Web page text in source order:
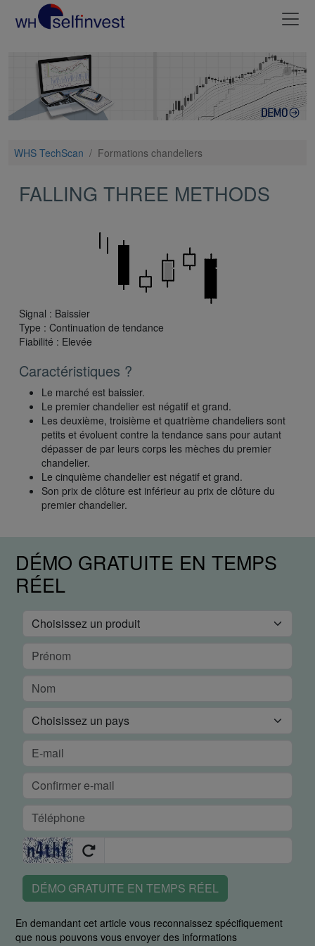
WHS TechScan / Formations chandeliers
FALLING THREE METHODS
Signal : Baissier
Type : Continuation de tendance
Fiabilité : Elevée
Caractéristiques ?
Le marché est baissier.
Le premier chandelier est négatif et grand.
Les deuxième, troisième et quatrième chandeliers sont
petits et évoluent contre la tendance sans pour autant
dépasser de par leurs corps les mèches du premier
chandelier.
Le cinquième chandelier est négatif et grand.
Son prix de clôture est inférieur au prix de clôture du
premier chandelier.
DÉMO GRATUITE EN TEMPS
RÉEL
DÉMO GRATUITE EN TEMPS RÉEL
En demandant cet article vous reconnaissez spécifiquement
que nous pouvons vous envoyer des informations